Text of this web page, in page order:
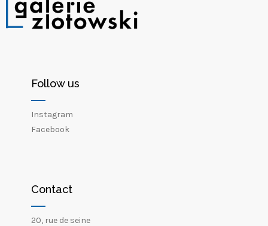
Follow us
Instagram
Facebook
Contact
20, rue de seine